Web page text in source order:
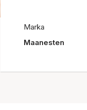
Marka
Maanesten